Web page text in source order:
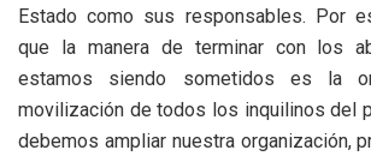
Estado como sus responsables. Por
que la manera de terminar con los
estamos siendo sometidos es la
movilización de todos los inquilinos del
debemos ampliar nuestra organización,